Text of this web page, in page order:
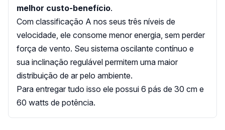
melhor custo-benefício.
Com classificação A nos seus três níveis de
velocidade, ele consome menor energia, sem perder
força de vento. Seu sistema oscilante contínuo e
sua inclinação regulável permitem uma maior
distribuição de ar pelo ambiente.
Para entregar tudo isso ele possui 6 pás de 30 cm e
60 watts de potência.